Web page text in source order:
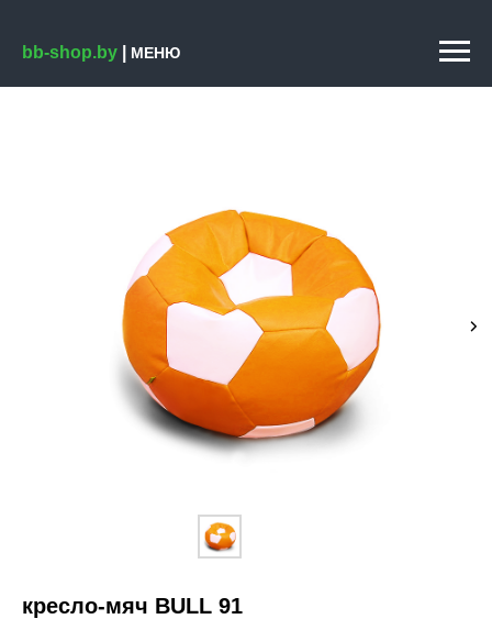
bb-shop.by МЕНЮ
кресло-мяч BULL 91